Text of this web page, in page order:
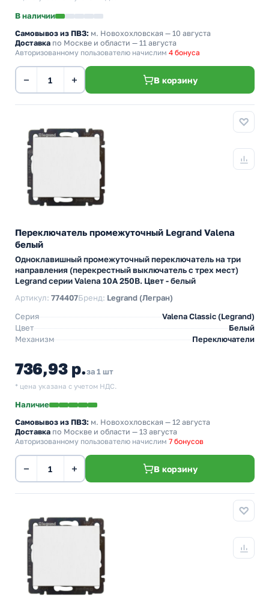
В наличии
Самовывоз из ПВЗ: м. Новохохловская — 10 августа
Доставка по Москве и области — 11 августа
Авторизованному пользователю начислим 4 бонуса
− + В корзину
Переключатель промежуточный Legrand Valena
белый
Одноклавишный промежуточный переключатель на три
направления (перекрестный выключатель с трех мест)
Legrand серии Valena 10А 250В. Цвет - белый
Артикул: 774407Бренд: Legrand (Легран)
Серия
Valena Classic (Legrand)
Цвет
Белый
Механизм
Переключатели
736,93 р.за 1 шт
* цена указана с учетом НДС.
Наличие
Самовывоз из ПВЗ: м. Новохохловская — 12 августа
Доставка по Москве и области — 13 августа
Авторизованному пользователю начислим 7 бонусов
− + В корзину